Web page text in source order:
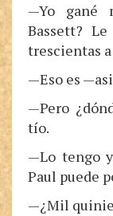
—Yo gané
Bassett?
trescientas
—Eso es
—Pero
tío.
—Lo tengo
Paul puede
—¿Mil